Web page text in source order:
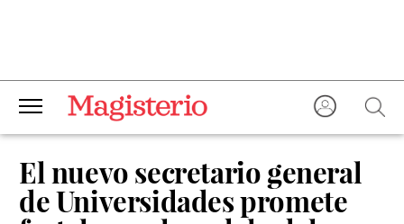
El nuevo secretario general
de Universidades promete